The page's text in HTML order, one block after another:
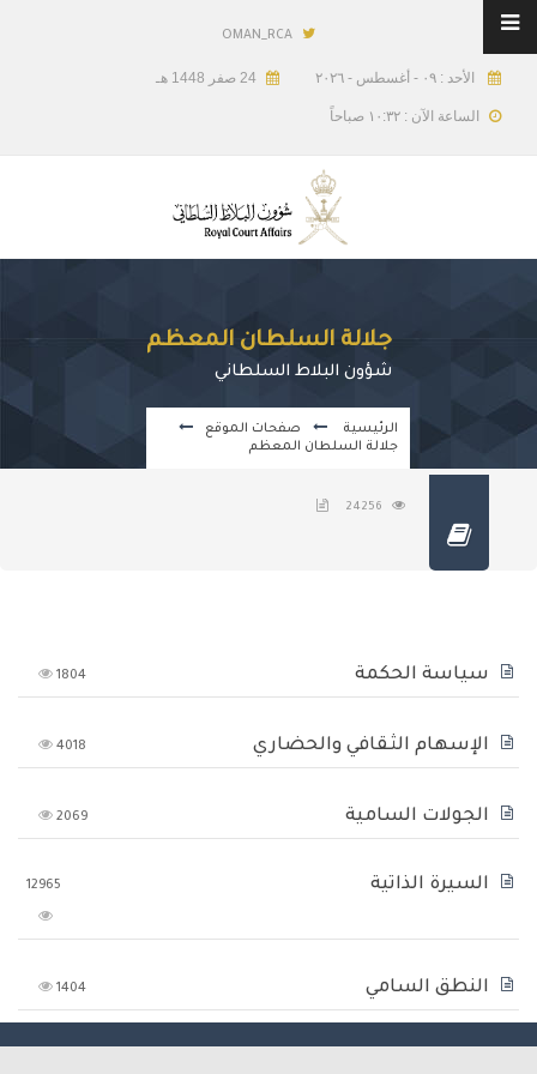
OMAN_RCA
الأحد : ٠٩ - أغسطس - ٢٠٢٦ 24 صفر 1448 هـ
الساعة الآن : ١٠:٣٢ صباحاً
جلالة السلطان المعظم
شؤون البلاط السلطاني
الرئيسية
صفحات الموقع
جلالة السلطان المعظم
24256
سياسة الحكمة 1804
الإسهام الثقافي والحضاري 4018
الجولات السامية 2069
السيرة الذاتية 12965
النطق السامي 1404